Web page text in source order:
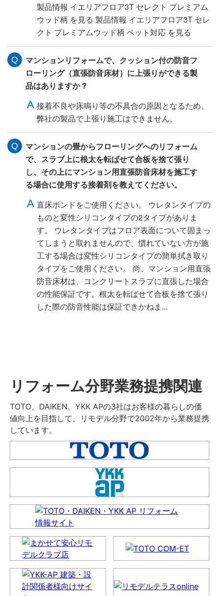
製品情報 イエリアフロア3T セレクト プレミアム
ウッド柄 を見る 製品情報 イエリアフロア3T セレ
クト プレミアムウッド柄 ペット対応 を見る
マンションリフォームで、クッション付の防音フ
ローリング（直張防音床材）に上張りができる製
品はありますか？
接着不良や床鳴り等の不具合の原因となるため、
弊社の製品で上張り施工はできません。
マンションの畳からフローリングへのリフォーム
で、スラブ上に根太を転ばせて合板を捨て張り
し、その上にマンション用直張防音床材を施工す
る場合に使用する接着剤を教えてください。
直床ボンドをご使用ください。 ウレタンタイプの
ものと変性シリコンタイプの2タイプがありま
す。 ウレタンタイプはフロア表面について固まっ
てしまうと取れませんので、慣れていない方が施
工する場合は変性シリコンタイプの簡単拭き取り
タイプをご使用ください。 尚、マンション用直張
防音床材は、コンクリートスラブに直張した場合
の性能保証です。根太を転ばせて合板を捨て張り
した際の防音性能は保証できかねま...
リフォーム分野業務提携関連
TOTO、DAIKEN、YKK APの3社はお客様の暮らしの価
値向上を目指して、リモデル分野で2002年から業務提携
しています。